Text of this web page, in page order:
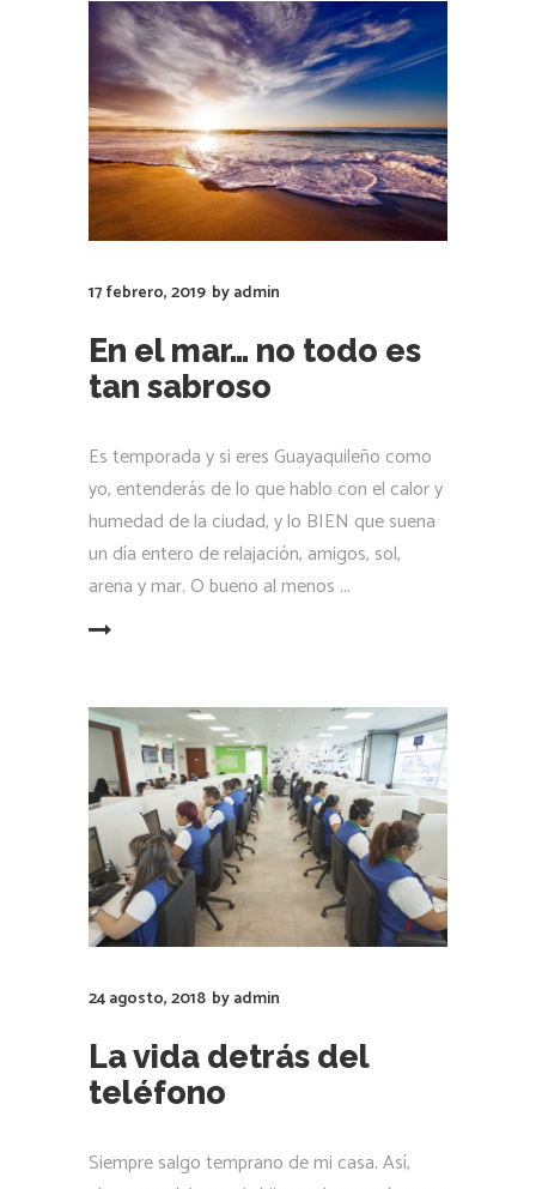
17 febrero, 2019 byadmin
En el mar… no todo es
tan sabroso
Es temporada y si eres Guayaquileño como
yo, entenderás de lo que hablo con el calor y
humedad de la ciudad, y lo BIEN que suena
un día entero de relajación, amigos, sol,
arena y mar. O bueno al menos
24 agosto, 2018 byadmin
La vida detrás del
teléfono
Siempre salgo temprano de mi casa. Así,